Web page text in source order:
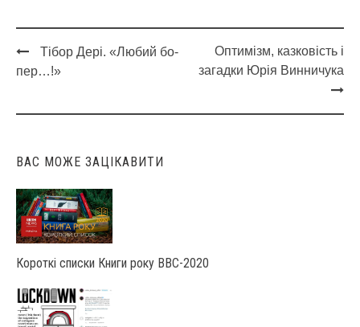
Post
Тібор Дері. «Любий бо-
пер…!»
Оптимізм, казковість і
загадки Юрія Винничука
ВАС МОЖЕ ЗАЦІКАВИТИ
Короткі списки Книги року ВВС-2020